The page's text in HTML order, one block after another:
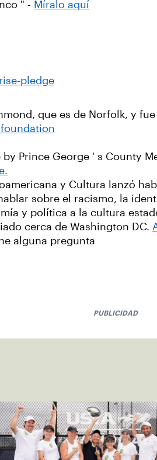
" - Míralo aquí
pledge
que es de Norfolk, y
Prince George ' s County
y Cultura lanzó
sobre el racismo, la
y política a la cultura
cerca de Washington DC.
alguna pregunta
PUBLICIDAD